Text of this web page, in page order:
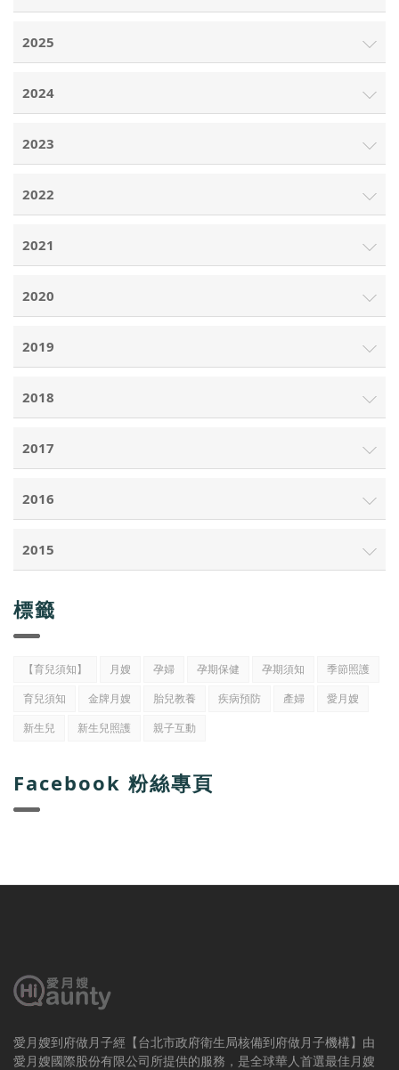
2025
2024
2023
2022
2021
2020
2019
2018
2017
2016
2015
標籤
【育兒須知】 月嫂 孕婦 孕期保健 孕期須知
季節照護
育兒須知
金牌月嫂 胎兒教養 疾病預防 產婦
愛月嫂
新生兒
新生兒照護 親子互動
Facebook 粉絲專頁
愛月嫂到府做月子經【台北市政府衛生局核備到府做月子機構】由
愛月嫂國際股份有限公司所提供的服務，是全球華人首選最佳月嫂